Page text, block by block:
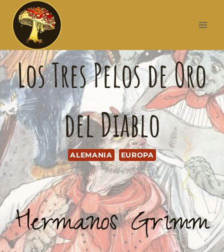
Los Tres Pelos de Oro
del Diablo
ALEMANIA EUROPA
Hermanos Grimm